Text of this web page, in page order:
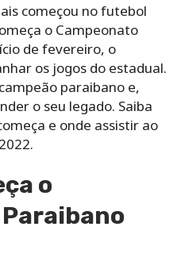
começou no futebol
o Campeonato
de fevereiro, o
os jogos do estadual.
paraibano e,
o seu legado. Saiba
e onde assistir ao
o